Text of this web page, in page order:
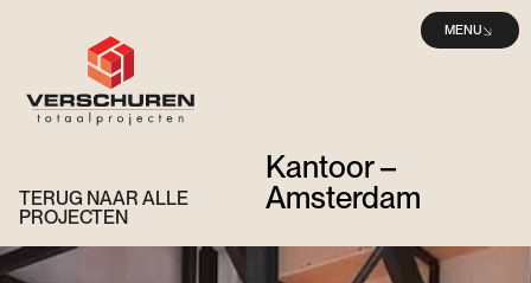
MENU
Kantoor –
Amsterdam
TERUG NAAR ALLE
PROJECTEN